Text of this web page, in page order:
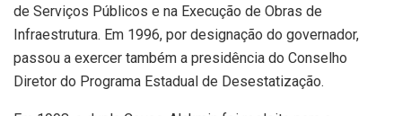
de Serviços Públicos e na Execução de Obras de
Infraestrutura. Em 1996, por designação do governador,
passou a exercer também a presidência do Conselho
Diretor do Programa Estadual de Desestatização.